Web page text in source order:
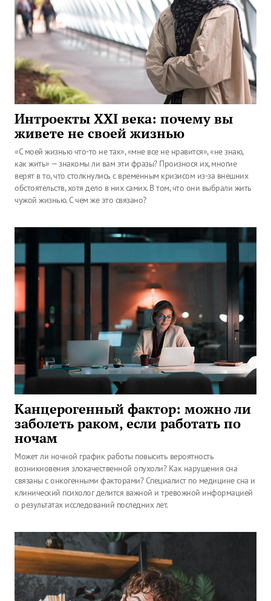
Интроекты XXI века: почему вы
живете не своей жизнью
«С моей жизнью что-то не так», «мне все не нравится», «не знаю,
как жить» — знакомы ли вам эти фразы? Произнося их, многие
верят в то, что столкнулись с временным кризисом из-за внешних
обстоятельств, хотя дело в них самих. В том, что они выбрали жить
чужой жизнью. С чем же это связано?
Канцерогенный фактор: можно ли
заболеть раком, если работать по
ночам
Может ли ночной график работы повысить вероятность
возникновения злокачественной опухоли? Как нарушения сна
связаны с онкогенными факторами? Специалист по медицине сна и
клинический психолог делится важной и тревожной информацией
о результатах исследований последних лет.